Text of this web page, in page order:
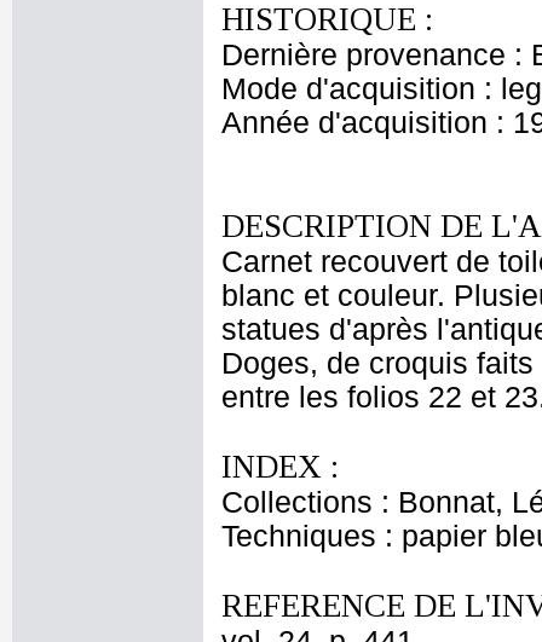
HISTORIQUE :
Dernière provenance :
Mode d'acquisition :
Année d'acquisition :
DESCRIPTION DE
Carnet recouvert de
blanc et couleur.
statues d'après
Doges, de croquis
entre les folios 22 et
INDEX :
Collections : Bonnat,
Techniques : papier
REFERENCE DE